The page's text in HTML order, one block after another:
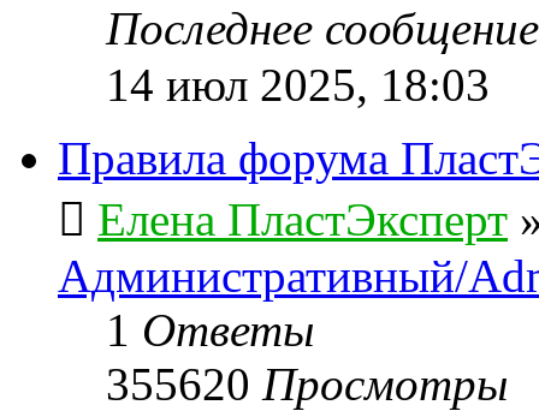
Последнее
14 июл 2025, 18:03
Правила форума
Елена ПластЭксперт
Административный/
1 Ответы
355620 Просмотры